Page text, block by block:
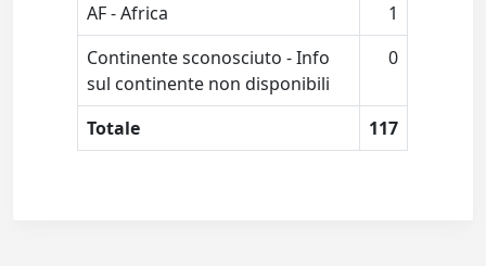
AF - Africa
1
Continente sconosciuto - Info
sul continente non disponibili
0
Totale 117